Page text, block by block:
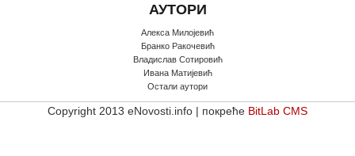
АУТОРИ
Алекса Милојевић
Бранко Ракочевић
Владислав Сотировић
Ивана Матијевић
Остали аутори
Copyright 2013 eNovosti.info | покреће BitLab CMS